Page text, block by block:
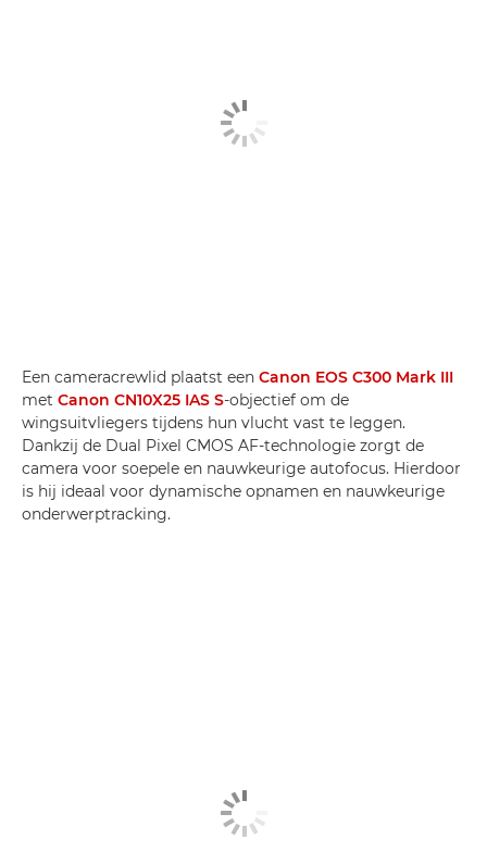
Een cameracrewlid plaatst een Canon EOS C300 Mark III
met Canon CN10X25 IAS S-objectief om de
wingsuitvliegers tijdens hun vlucht vast te leggen.
Dankzij de Dual Pixel CMOS AF-technologie zorgt de
camera voor soepele en nauwkeurige autofocus. Hierdoor
is hij ideaal voor dynamische opnamen en nauwkeurige
onderwerptracking.